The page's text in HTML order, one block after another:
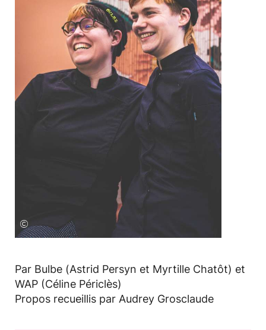
©
Par Bulbe (Astrid Persyn et Myrtille Chatôt) et
WAP (Céline Périclès)
Propos recueillis par Audrey Grosclaude